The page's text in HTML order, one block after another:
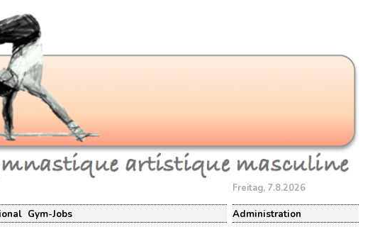
Freitag, 7.8.2026
Gym-Jobs Administration